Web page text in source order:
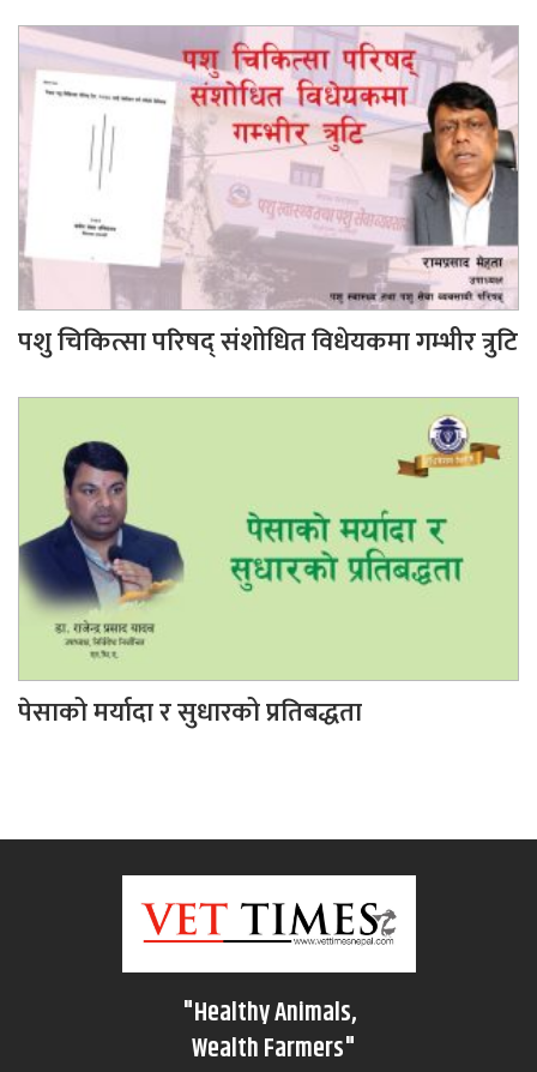
पशु चिकित्सा परिषद् संशोधित विधेयकमा गम्भीर त्रुटि
पेसाको मर्यादा र सुधारको प्रतिबद्धता
"Healthy Animals,
Wealth Farmers"